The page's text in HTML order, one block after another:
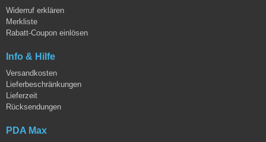
Widerruf erklären
Merkliste
Rabatt-Coupon einlösen
Info & Hilfe
Versandkosten
Lieferbeschränkungen
Lieferzeit
Rücksendungen
PDA Max